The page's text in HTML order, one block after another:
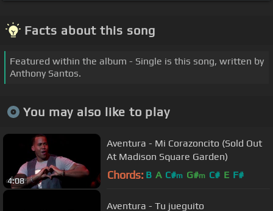
Facts about this song
Featured within the album - Single is this song, written by
Anthony Santos.
You may also like to play
4:08
Aventura - Mi Corazoncito (Sold Out
At Madison Square Garden)
Chords: B A C#m G#m C# E F#
Aventura - Tu jueguito